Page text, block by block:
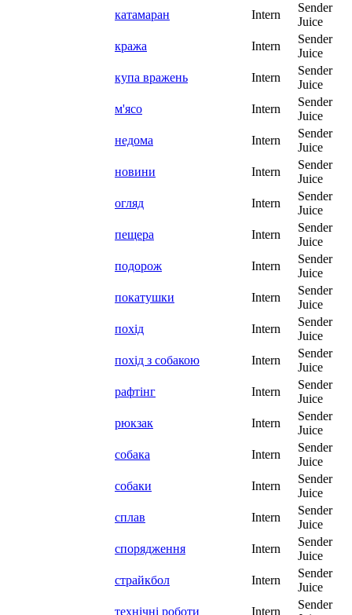
катамаран
Intern
Sender
Juice
кража
Intern
Sender
Juice
купа вражень
Intern
Sender
Juice
м'ясо
Intern
Sender
Juice
недома
Intern
Sender
Juice
новини
Intern
Sender
Juice
огляд
Intern
Sender
Juice
пещера
Intern
Sender
Juice
подорож
Intern
Sender
Juice
покатушки
Intern
Sender
Juice
похід
Intern
Sender
Juice
похід з собакою
Intern
Sender
Juice
рафтінг
Intern
Sender
Juice
рюкзак
Intern
Sender
Juice
собака
Intern
Sender
Juice
собаки
Intern
Sender
Juice
сплав
Intern
Sender
Juice
спорядження
Intern
Sender
Juice
страйкбол
Intern
Sender
Juice
технічні роботи
Intern
Sender